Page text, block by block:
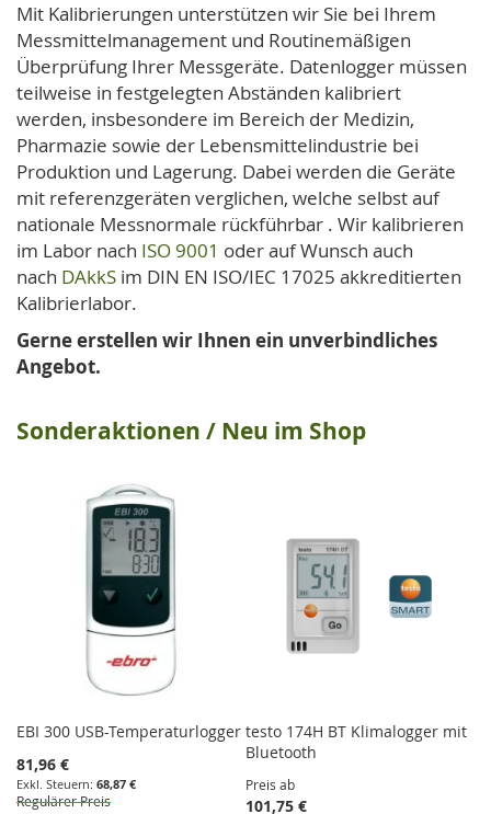
Mit Kalibrierungen unterstützen wir Sie bei Ihrem
Messmittelmanagement und Routinemäßigen
Überprüfung Ihrer Messgeräte. Datenlogger müssen
teilweise in festgelegten Abständen kalibriert
werden, insbesondere im Bereich der Medizin,
Pharmazie sowie der Lebensmittelindustrie bei
Produktion und Lagerung. Dabei werden die Geräte
mit referenzgeräten verglichen, welche selbst auf
nationale Messnormale rückführbar . Wir kalibrieren
im Labor nach ISO 9001 oder auf Wunsch auch
nach DAkkS im DIN EN ISO/IEC 17025 akkreditierten
Kalibrierlabor.
Gerne erstellen wir Ihnen ein unverbindliches
Angebot.
Sonderaktionen / Neu im Shop
EBI 300 USB-Temperaturlogger
Sonderpreis
81,96 €
68,87 €
Regulärer Preis
testo 174H BT Klimalogger mit
Bluetooth
Preis ab
101,75 €